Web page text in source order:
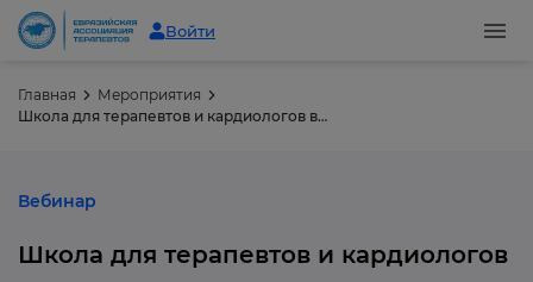
Войти
Главная
Мероприятия
Школа для терапевтов и кардиологов в Улан-Удэ в марте 2019 г
Вебинар
Школа для терапевтов и кардиологов